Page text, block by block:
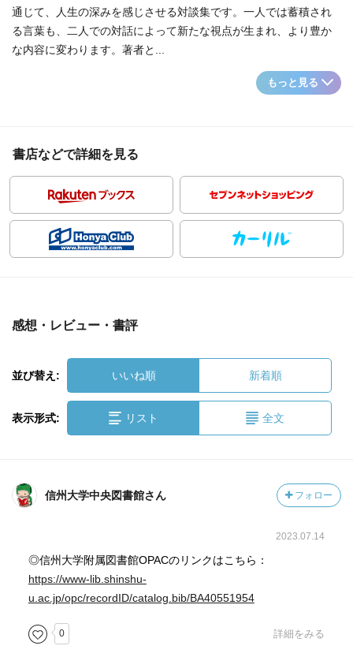
通じて、人生の深みを感じさせる対談集です。一人では蓄積され
る言葉も、二人での対話によって新たな視点が生まれ、より豊か
な内容に変わります。著者と...
もっと見る
書店などで詳細を見る
感想・レビュー・書評
並び替え: いいね順 新着順
表示形式: リスト 全文
信州大学中央図書館さん フォロー
2023.07.14
◎信州大学附属図書館OPACのリンクはこちら：
https://www-lib.shinshu-
u.ac.jp/opc/recordID/catalog.bib/BA40551954
0 詳細をみる